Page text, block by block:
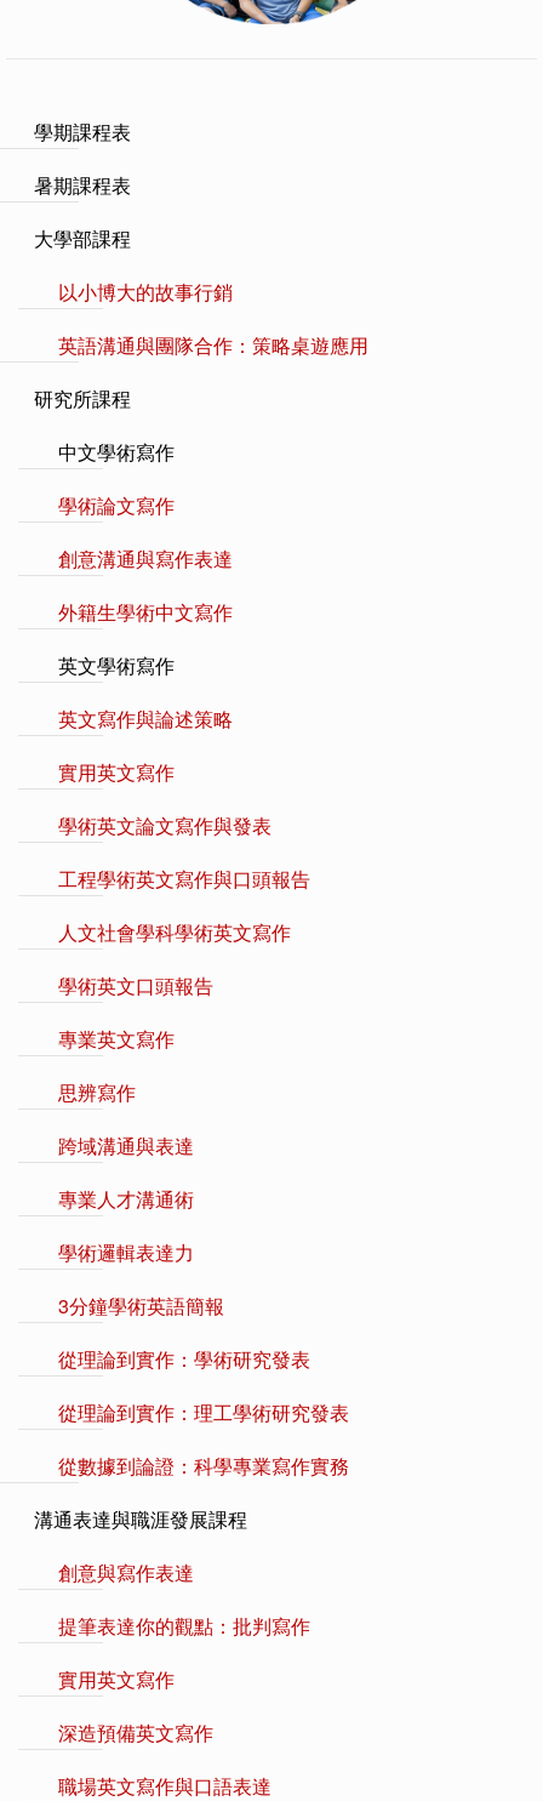
學期課程表
暑期課程表
大學部課程
以小博大的故事行銷
英語溝通與團隊合作：策略桌遊應用
研究所課程
中文學術寫作
學術論文寫作
創意溝通與寫作表達
外籍生學術中文寫作
英文學術寫作
英文寫作與論述策略
實用英文寫作
學術英文論文寫作與發表
工程學術英文寫作與口頭報告
人文社會學科學術英文寫作
學術英文口頭報告
專業英文寫作
思辨寫作
跨域溝通與表達
專業人才溝通術
學術邏輯表達力
3分鐘學術英語簡報
從理論到實作：學術研究發表
從理論到實作：理工學術研究發表
從數據到論證：科學專業寫作實務
溝通表達與職涯發展課程
創意與寫作表達
提筆表達你的觀點：批判寫作
實用英文寫作
深造預備英文寫作
職場英文寫作與口語表達